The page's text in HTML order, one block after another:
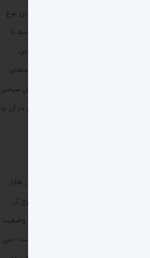
نمی‌کند. با این حال نمی‌داند چگونه به این نوع
شخصیت خاص و متفاوت زری را در مقایسه با
زنان در زادگاهش از زندگی دارند سخن
نشانگر این وضعیت باشد که حتی در فضاهای
افکار خود و یا گپ زدن در مورد مسائل سیاسی
و بیانگر محیط سرکوب‌شده‌ای است که زن در آن با
آن‌ها می‌توانستند آزادانه و بدون ترس افکار
نظر گرفته می‌شد که زنان را از هرج و مرج آن
را می‌توان در محیط باغ پیدا کرد. این باغ وضعیت
یک فضای خصوصی برای زنان ایرانی است؛ حتی